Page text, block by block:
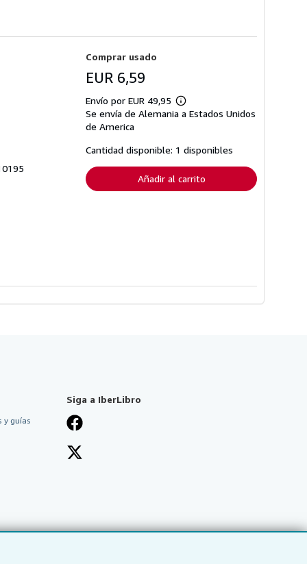
Comprar usado
EUR 6,59
Envío por EUR 49,95
Más
información
tarifas
de
envío
Se envía de Alemania a Estados Unidos
de America
Cantidad disponible: 1 disponibles
Añadir al carrito
y guías
Siga a IberLibro